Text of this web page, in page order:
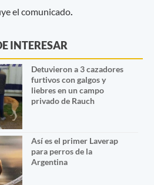
el comunicado.
INTERESAR
Detuvieron a 3 cazadores
furtivos con galgos y
liebres en un campo
privado de Rauch
Así es el primer Laverap
para perros de la
Argentina